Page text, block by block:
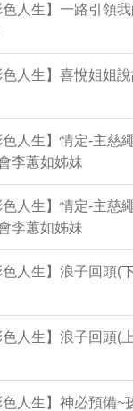
人生】一路引領
色人生】喜悅姐姐
人生】情定-主慈
李蕙如姊妹
人生】情定-主慈
李蕙如姊妹
人生】浪子回頭(
人生】浪子回頭(
人生】神必預備~